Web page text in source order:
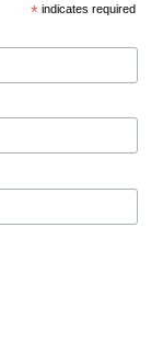
* indicates required